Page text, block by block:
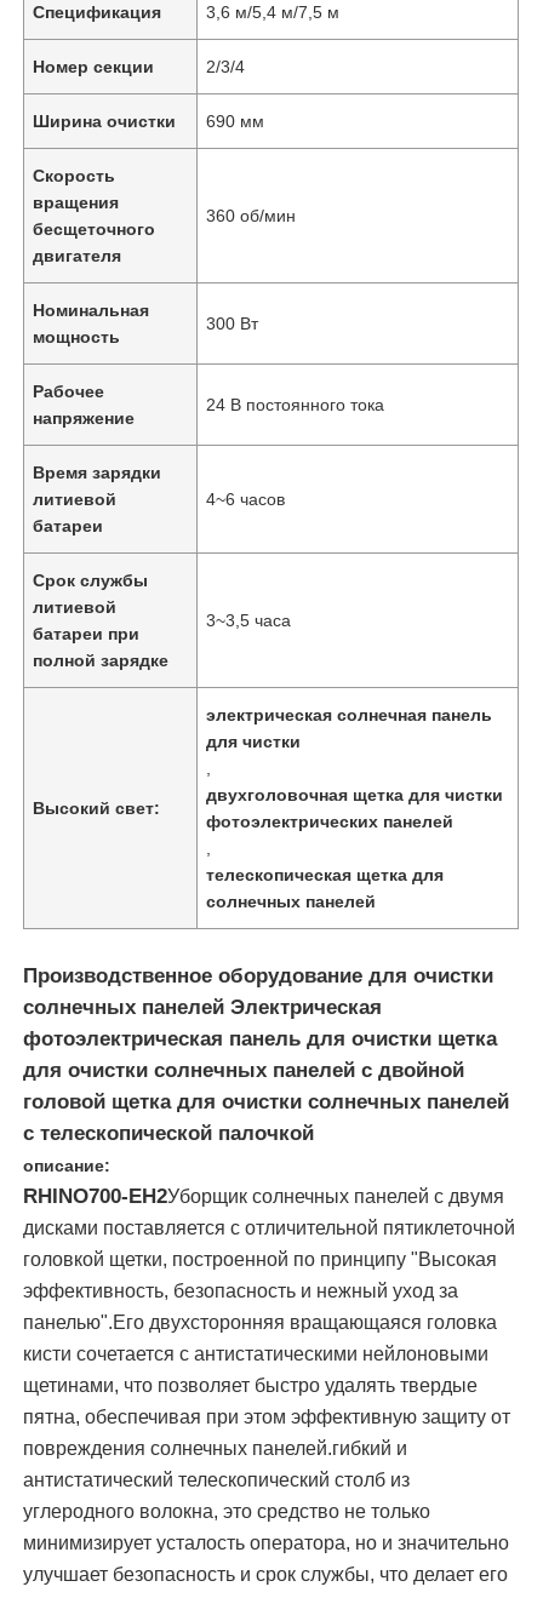
Главная страница
Продукция
Ролики
О Компании
Наша фабрика
контроль качества
контактные данные
Новости
Все случаи
Отправить запрос
Спецификация 3,6 м/5,4 м/7,5 м
Номер секции 2/3/4
Ширина очистки 690 мм
Скорость
вращения
бесщеточного
двигателя
360 об/мин
Номинальная
мощность
300 Вт
Рабочее
напряжение
24 В постоянного тока
Время зарядки
литиевой
батареи
4~6 часов
Срок службы
литиевой
батареи при
полной зарядке
3~3,5 часа
Высокий свет:
электрическая солнечная панель
для чистки
двухголовочная щетка для чистки
фотоэлектрических панелей
телескопическая щетка для
солнечных панелей
Производственное оборудование для очистки
солнечных панелей Электрическая
фотоэлектрическая панель для очистки щетка
для очистки солнечных панелей с двойной
головой щетка для очистки солнечных панелей
с телескопической палочкой
описание:
RHINO700-EH2Уборщик солнечных панелей с двумя
дисками поставляется с отличительной пятиклеточной
головкой щетки, построенной по принципу "Высокая
эффективность, безопасность и нежный уход за
панелью".Его двухсторонняя вращающаяся головка
кисти сочетается с антистатическими нейлоновыми
щетинами, что позволяет быстро удалять твердые
пятна, обеспечивая при этом эффективную защиту от
повреждения солнечных панелей.гибкий и
антистатический телескопический столб из
углеродного волокна, это средство не только
минимизирует усталость оператора, но и значительно
улучшает безопасность и срок службы, что делает его